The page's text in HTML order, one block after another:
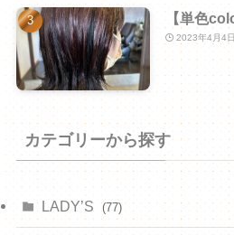
【単色
2023年4月4日
カテゴリーから探す
LADY’S (77)